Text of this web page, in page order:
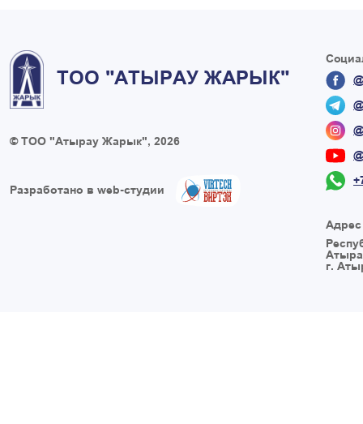
ТОО "АТЫРАУ ЖАРЫК"
© ТОО "Атырау Жарык", 2026
Разработано в web-студии
Адрес
г.